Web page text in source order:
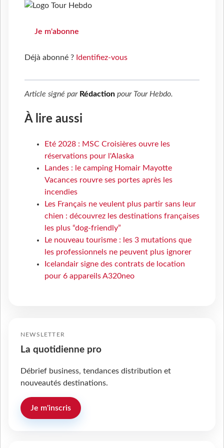
Je m'abonne
Déjà abonné ? Identifiez-vous
Article signé par Rédaction pour Tour Hebdo.
À lire aussi
Eté 2028 : MSC Croisières ouvre les
réservations pour l'Alaska
Landes : le camping Homair Mayotte
Vacances rouvre ses portes après les
incendies
Les Français ne veulent plus partir sans leur
chien : découvrez les destinations françaises
les plus “dog-friendly”
Le nouveau tourisme : les 3 mutations que
les professionnels ne peuvent plus ignorer
Icelandair signe des contrats de location
pour 6 appareils A320neo
NEWSLETTER
La quotidienne pro
Débrief business, tendances distribution et
nouveautés destinations.
Je m'inscris